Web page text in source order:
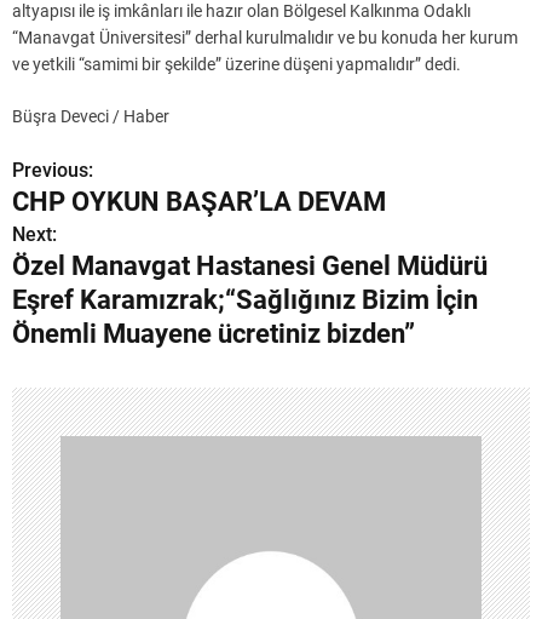
altyapısı ile iş imkânları ile hazır olan Bölgesel Kalkınma Odaklı
“Manavgat Üniversitesi” derhal kurulmalıdır ve bu konuda her kurum
ve yetkili “samimi bir şekilde” üzerine düşeni yapmalıdır” dedi.
Büşra Deveci / Haber
Y
a
z
ı
e
z
i
n
m
Previous:
CHP OYKUN BAŞAR’LA DEVAM
Next:
Özel Manavgat Hastanesi Genel Müdürü
Eşref Karamızrak;“Sağlığınız Bizim İçin
Önemli Muayene ücretiniz bizden”